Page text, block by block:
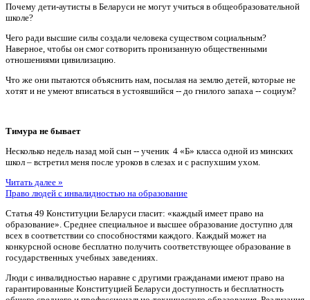
Почему дети-аутисты в Беларуси не могут учиться в общеобразовательной
школе?
Чего ради высшие силы создали человека существом социальным?
Наверное, чтобы он смог сотворить пронизанную общественными
отношениями цивилизацию.
Что же они пытаются объяснить нам, посылая на землю детей, которые не
хотят и не умеют вписаться в устоявшийся -- до гнилого запаха -- социум?
Тимура не бывает
Несколько недель назад мой сын -- ученик 4 «Б» класса одной из минских
школ – встретил меня после уроков в слезах и с распухшим ухом.
Читать далее »
Право людей с инвалидностью на образование
Статья 49 Конституции Беларуси гласит: «каждый имеет право на
образование». Среднее специальное и высшее образование доступно для
всех в соответствии со способностями каждого. Каждый может на
конкурсной основе бесплатно получить соответствующее образование в
государственных учебных заведениях.
Люди с инвалидностью наравне с другими гражданами имеют право на
гарантированные Конституцией Беларуси доступность и бесплатность